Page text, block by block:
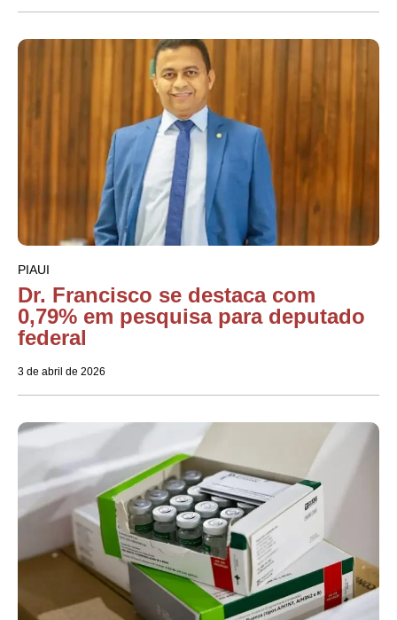
PIAUI
Dr. Francisco se destaca com
0,79% em pesquisa para deputado
federal
3 de abril de 2026